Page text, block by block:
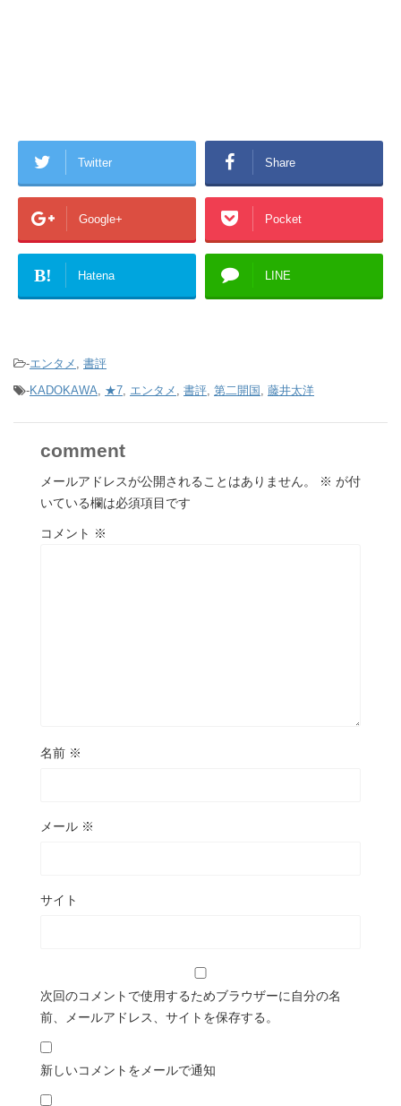
Twitter Share
Google+ Pocket
B! Hatena LINE
-エンタメ , 書評
-KADOKAWA, ★7, エンタメ , 書評, 第二開国 , 藤井太洋
comment
メールアドレスが公開されることはありません。 ※ が付
いている欄は必須項目です
コメント ※
名前 ※
メール ※
サイト
次回のコメントで使用するためブラウザーに自分の名
前、メールアドレス、サイトを保存する。
新しいコメントをメールで通知